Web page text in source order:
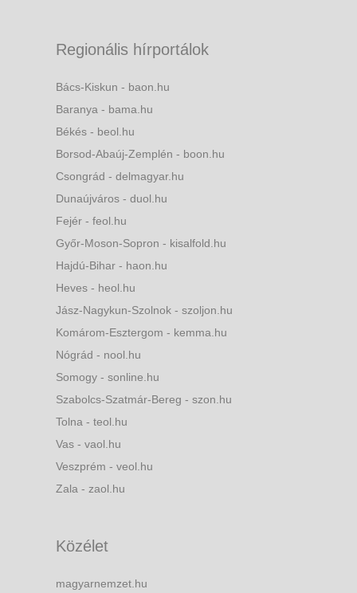
Regionális hírportálok
Bács-Kiskun - baon.hu
Baranya - bama.hu
Békés - beol.hu
Borsod-Abaúj-Zemplén - boon.hu
Csongrád - delmagyar.hu
Dunaújváros - duol.hu
Fejér - feol.hu
Győr-Moson-Sopron - kisalfold.hu
Hajdú-Bihar - haon.hu
Heves - heol.hu
Jász-Nagykun-Szolnok - szoljon.hu
Komárom-Esztergom - kemma.hu
Nógrád - nool.hu
Somogy - sonline.hu
Szabolcs-Szatmár-Bereg - szon.hu
Tolna - teol.hu
Vas - vaol.hu
Veszprém - veol.hu
Zala - zaol.hu
Közélet
magyarnemzet.hu